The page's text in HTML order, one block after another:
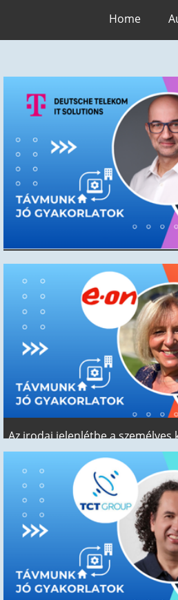
Home
A jövő munkahelyén a
a távolságot és az időt – Interjú
a Deutsche Telekom IT
ügyvezető
Az irodai jelenlétbe a személyes
az együttműködés
fókuszba – Interjú Bánfai
Központi és csoportszintű
vezetőjével